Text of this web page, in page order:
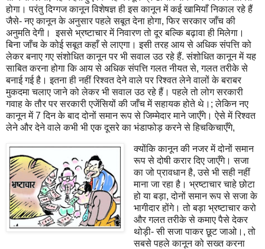
होगा। परंतु दिग्गज कानून विशेषज्ञ ही इस कानून में कई खामियाँ निकाल रहे हैं
जैसे- नए कानून के अनुसार पहले सबूत देना होगा,फिर सरकार जाँच की
अनुमति देगी।
इससे भ्रष्टाचार में निवारण तो दूर बल्कि बढ़ावा ही मिलेगा।
बिना जाँच के कोई सबूत कहाँ से लाएगा। इसी तरह आय से अधिक संपत्ति को
लेकर बनाए गए संशोधित कानून पर भी सवाल उठ रहे हैं. संशोधित कानून में यह
साबित करना होगा कि आय से अधिक संपत्ति गलत नीयत से,गलत तरीके से
बनाई गई है। इतना ही नहीं रिश्वत देने वाले पर रिश्वत लेने वालों के बराबर
मुकदमा चलाए जाने को लेकर भी सवाल उठ रहे हैं। पहले तो लोग सरकारी
गवाह के तौर पर सरकारी एजेंसियों की जाँच में सहायक होते थे। ;लेकिन नए
कानून में7 दिन के बाद दोनों समान रूप से जिम्मेदार माने जाएँगे। ऐसे में रिश्वत
लेने और देने वाले कभी भी एक दूसरे का भंडाफोड़ करने से हिचकिचाएँगे,
क्योंकि कानून की नजर में दोनों समान
रूप से दोषी करार दिए जाएँगे। सजा
का जो प्रावधान है,उसे भी सही नहीं
माना जा रहा है। भ्रष्टाचार चाहे छोटा
हो या बड़ा,दोनों समान रूप से सजा के
भागीदार होंगे। तो बड़ा भ्रष्टाचार करो
और गलत तरीके से कमाए पैसे देकर
थोड़ी- सी सजा पाकर छूट जाओ। ,तो
सबसे पहले कानून को सख्त करना